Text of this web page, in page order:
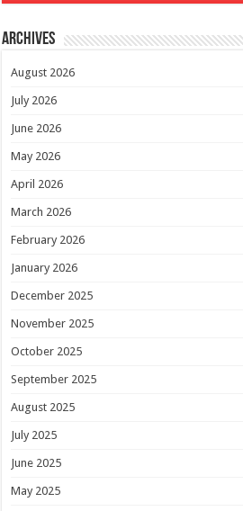
Archives
August 2026
July 2026
June 2026
May 2026
April 2026
March 2026
February 2026
January 2026
December 2025
November 2025
October 2025
September 2025
August 2025
July 2025
June 2025
May 2025